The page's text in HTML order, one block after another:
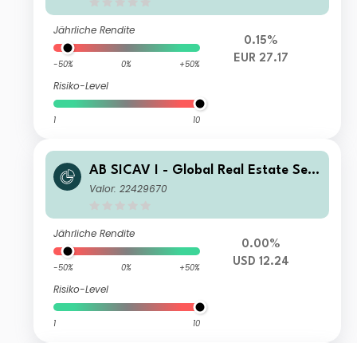
Jährliche Rendite
-50% 0% +50%
Risiko-Level
1 10
0.15%
EUR 27.17
AB SICAV I - Global Real Estate Sec
urities Portfolio AD USD Inc
Valor: 22429670
Jährliche Rendite
-50% 0% +50%
Risiko-Level
1 10
0.00%
USD 12.24